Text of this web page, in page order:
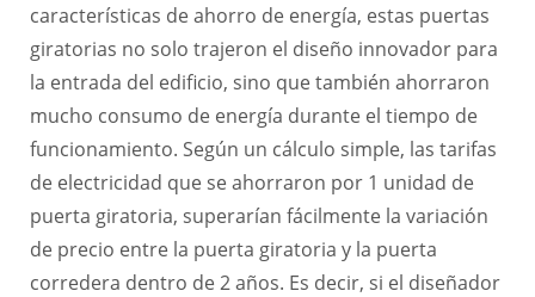
características de ahorro de energía, estas puertas
giratorias no solo trajeron el diseño innovador para
la entrada del edificio, sino que también ahorraron
mucho consumo de energía durante el tiempo de
funcionamiento. Según un cálculo simple, las tarifas
de electricidad que se ahorraron por 1 unidad de
puerta giratoria, superarían fácilmente la variación
de precio entre la puerta giratoria y la puerta
corredera dentro de 2 años. Es decir, si el diseñador